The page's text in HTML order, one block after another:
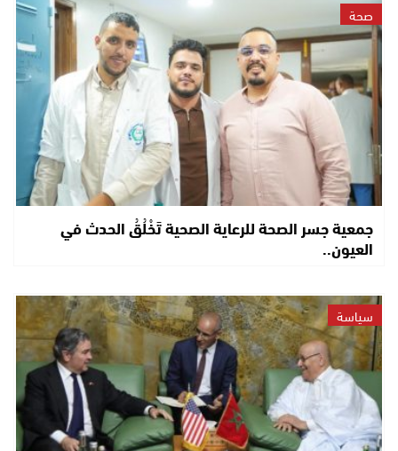
صحة
جمعية جسر الصحة للرعاية الصحية تَخْلُقُ الحدث في
العيون..
سياسة